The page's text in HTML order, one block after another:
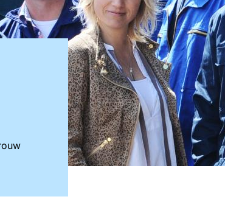
John Julius
Uitzendingen